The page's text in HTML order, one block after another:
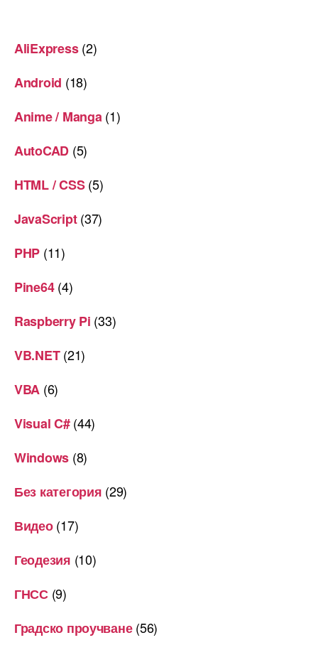
AliExpress(2)
Android (18)
Anime / Manga (1)
AutoCAD (5)
HTML / CSS(5)
JavaScript(37)
PHP (11)
Pine64(4)
Raspberry Pi (33)
VB.NET(21)
VBA (6)
Visual C#(44)
Windows (8)
Без категория (29)
Видео(17)
Геодезия (10)
ГНСС(9)
Градско проучване(56)